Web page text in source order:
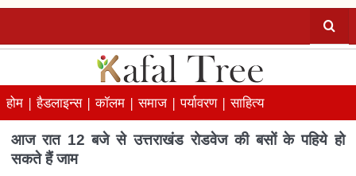
होम |हैडलाइन्स |कॉलम |समाज |पर्यावरण |साहित्य
आज रात 12 बजे से उत्तराखंड रोडवेज की बसों के पहिये हो
सकते हैं जाम